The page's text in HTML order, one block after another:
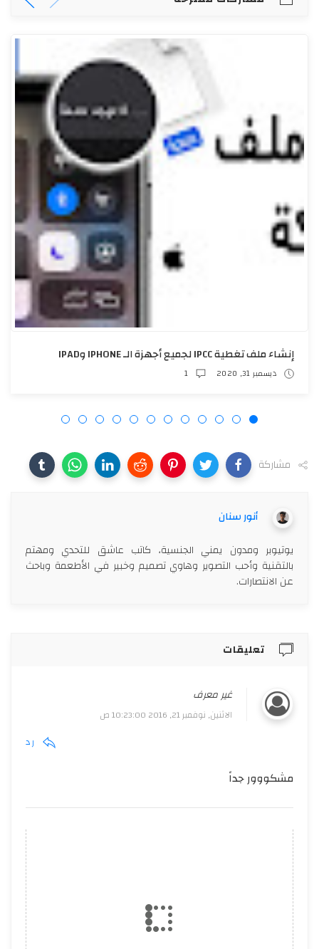
مشاركة
أنور سنان
يوتيوبر ومدون يمني الجنسية، كاتب عاشق للتحدي ومهتم
بالتقنية وأحب التصوير وهاوي تصميم وخبير في الأطعمة وباحث
عن الانتصارات.
تعليقات
غير معرف
الاثنين, نوفمبر 21, 2016 10:23:00 ص
رد
مشكووور جداً